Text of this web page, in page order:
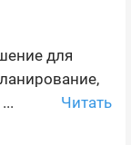
для
Читать